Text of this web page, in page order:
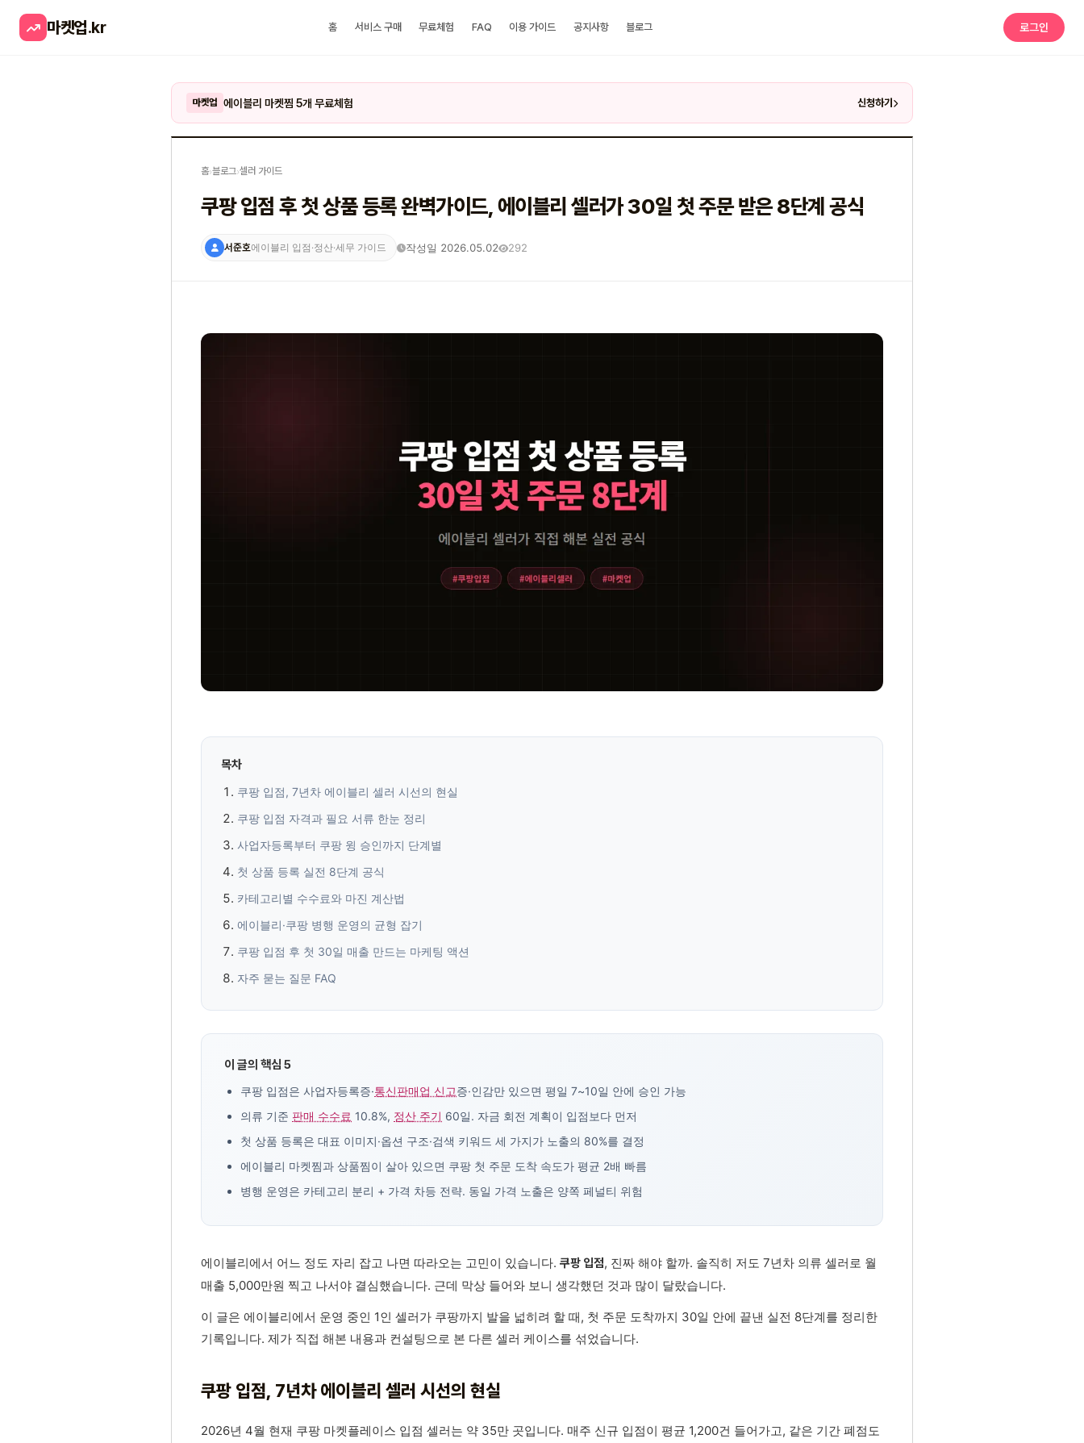
마켓업.kr 홈 서비스 구매 무료체험 FAQ 이용 가이드 공지사항 블로그 로그인
마켓업 에이블리 마켓찜 5개 무료체험 신청하기
홈›블로그›셀러 가이드
쿠팡 입점 후 첫 상품 등록 완벽가이드, 에이블리 셀러가 30일 첫 주문 받은 8단계 공식
서준호에이블리 입점·정산·세무 가이드 작성일 2026.05.02 292
목차
쿠팡 입점, 7년차 에이블리 셀러 시선의 현실
쿠팡 입점 자격과 필요 서류 한눈 정리
사업자등록부터 쿠팡 윙 승인까지 단계별
첫 상품 등록 실전 8단계 공식
카테고리별 수수료와 마진 계산법
에이블리·쿠팡 병행 운영의 균형 잡기
쿠팡 입점 후 첫 30일 매출 만드는 마케팅 액션
자주 묻는 질문 FAQ
이 글의 핵심 5
쿠팡 입점은 사업자등록증·통신판매업 신고증·인감만 있으면 평일 7~10일 안에 승인 가능
의류 기준 판매 수수료 10.8%, 정산 주기 60일. 자금 회전 계획이 입점보다 먼저
첫 상품 등록은 대표 이미지·옵션 구조·검색 키워드 세 가지가 노출의 80%를 결정
에이블리 마켓찜과 상품찜이 살아 있으면 쿠팡 첫 주문 도착 속도가 평균 2배 빠름
병행 운영은 카테고리 분리 + 가격 차등 전략. 동일 가격 노출은 양쪽 페널티 위험
에이블리에서 어느 정도 자리 잡고 나면 따라오는 고민이 있습니다. 쿠팡 입점, 진짜 해야 할까. 솔직히 저도 7년차 의류 셀러로 월
매출 5,000만원 찍고 나서야 결심했습니다. 근데 막상 들어와 보니 생각했던 것과 많이 달랐습니다.
이 글은 에이블리에서 운영 중인 1인 셀러가 쿠팡까지 발을 넓히려 할 때, 첫 주문 도착까지 30일 안에 끝낸 실전 8단계를 정리한
기록입니다. 제가 직접 해본 내용과 컨설팅으로 본 다른 셀러 케이스를 섞었습니다.
쿠팡 입점, 7년차 에이블리 셀러 시선의 현실
2026년 4월 현재 쿠팡 마켓플레이스 입점 셀러는 약 35만 곳입니다. 매주 신규 입점이 평균 1,200건 들어가고, 같은 기간 폐점도